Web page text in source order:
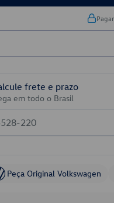
frete e prazo
em todo o Brasil
Peça Original Volkswagen